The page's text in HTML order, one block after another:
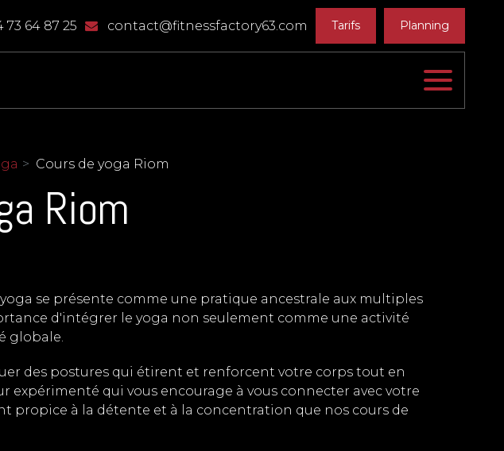
73 64 87 25 contact@fitnessfactory63.com Tarifs Planning
Cours de yoga Riom
Riom
se présente comme une pratique ancestrale aux multiples
d'intégrer le yoga non seulement comme une activité
globale.
des postures qui étirent et renforcent votre corps tout en
qui vous encourage à vous connecter avec votre
propice à la détente et à la concentration que nos cours de